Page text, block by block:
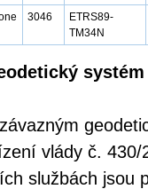
3046
ETRS89-
TM34N
systém
vlády č.
službách jsou